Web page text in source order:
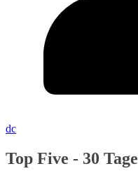
dc
Top Five - 30 Tage